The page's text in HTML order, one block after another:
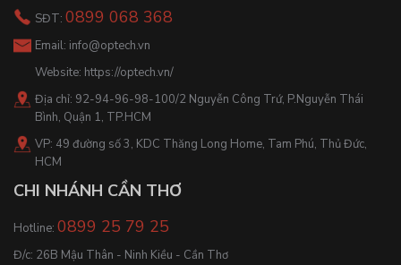
SĐT: 0899 068 368
Email: info@optech.vn
Website: https://optech.vn/
Địa chỉ: 92-94-96-98-100/2 Nguyễn Công Trứ, P.Nguyễn Thái
Bình, Quận 1, TP.HCM
VP: 49 đường số 3, KDC Thăng Long Home, Tam Phú, Thủ Đức,
HCM
CHI NHÁNH CẦN THƠ
Hotline: 0899 25 79 25
Đ/c: 26B Mậu Thân - Ninh Kiều - Cần Thơ